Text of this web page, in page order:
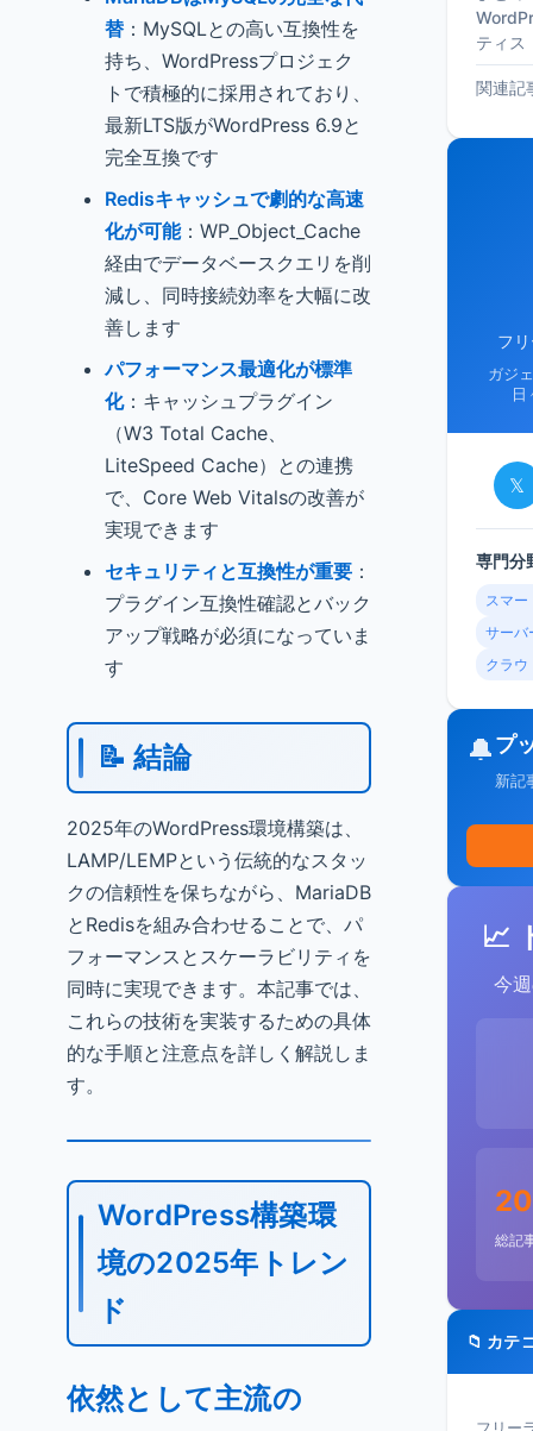
替 ：MySQLとの高い互換性を
持ち、WordPressプロジェク
トで積極的に採用されており、
最新LTS版がWordPress 6.9と
完全互換です
Redisキャッシュで劇的な高速
化が可能：WP_Object_Cache
経由でデータベースクエリを削
減し、同時接続効率を大幅に改
善します
パフォーマンス最適化が標準
化：キャッシュプラグイン
（W3 Total Cache、
LiteSpeed Cache）との連携
で、Core Web Vitalsの改善が
実現できます
セキュリティと互換性が重要 ：
プラグイン互換性確認とバック
アップ戦略が必須になっていま
す
📝 結論
2025年のWordPress環境構築は、
LAMP/LEMPという伝統的なスタッ
クの信頼性を保ちながら、MariaDB
とRedisを組み合わせることで、パ
フォーマンスとスケーラビリティを
同時に実現できます。本記事では、
これらの技術を実装するための具体
的な手順と注意点を詳しく解説しま
す。
WordPress構築環
境の2025年トレン
ド
依然として主流の
ティス
関連記
フ
ガジ
日
𝕏
専門分
スマー
サーバ
クラウ
🔔プ
新記
📈
今
総記
📁 カテ